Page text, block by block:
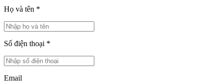
Họ và tên *
Số điện thoại *
Email